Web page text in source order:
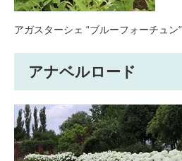
アガスターシェ “ブルーフォーチュン“
アナベルロード